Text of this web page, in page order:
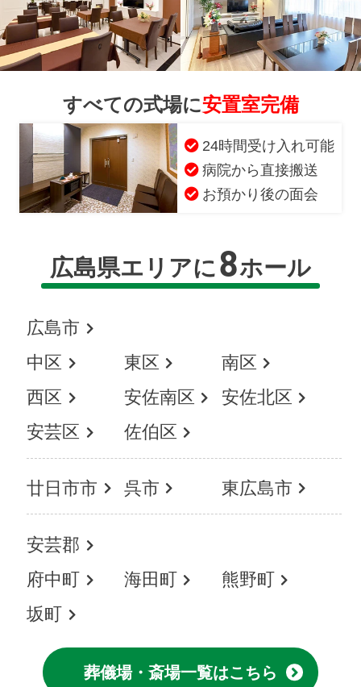
すべての式場に安置室完備
24時間受け入れ可能
病院から直接搬送
お預かり後の面会
広島県エリアに8ホール
広島市
中区
東区
南区
西区
安佐南区
安佐北区
安芸区
佐伯区
廿日市市 呉市 東広島市
安芸郡
府中町
海田町
熊野町
坂町
葬儀場・斎場一覧はこちら